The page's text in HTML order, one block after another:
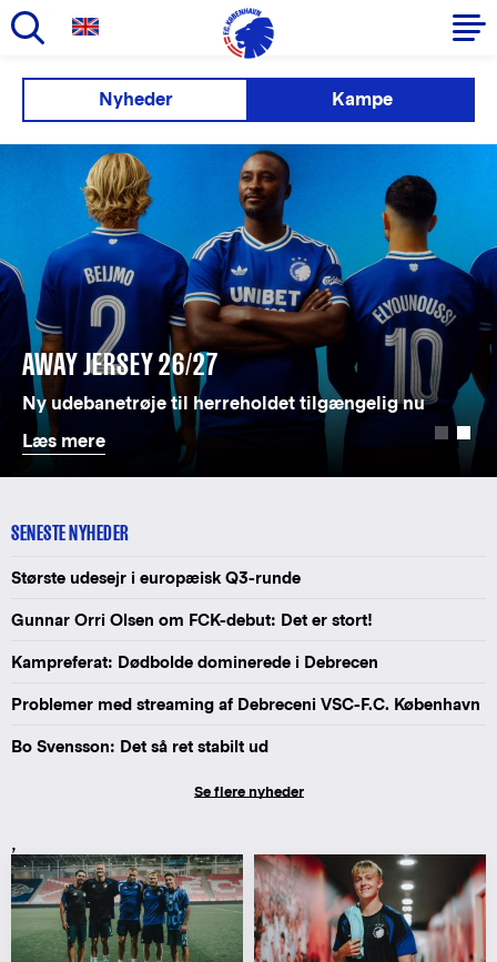
hovedindhold
navigation
Nyheder Kampe
AWAY JERSEY 26/27
Ny udebanetrøje til herreholdet tilgængelig nu
Læs mere
SENESTE NYHEDER
Største udesejr i europæisk Q3-runde
Gunnar Orri Olsen om FCK-debut: Det er stort!
Kampreferat: Dødbolde dominerede i Debrecen
Problemer med streaming af Debreceni VSC-F.C. København
Bo Svensson: Det så ret stabilt ud
Se flere nyheder
,